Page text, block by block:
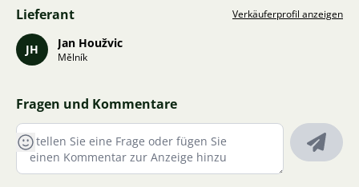
Lieferant Verkäuferprofil anzeigen
JH Jan Houžvic
Mělník
Fragen und Kommentare